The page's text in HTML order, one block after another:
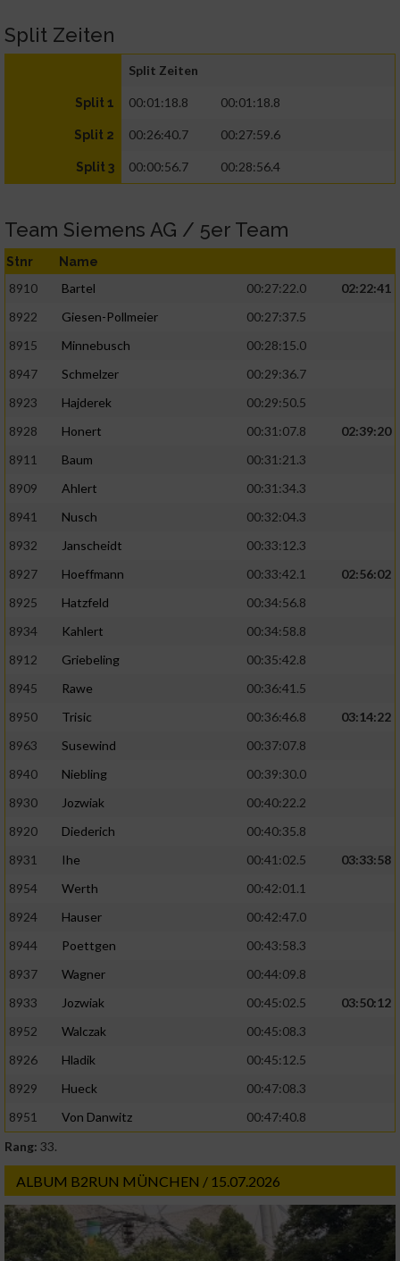
Split Zeiten
Split Zeiten
Split 1 00:01:18.8 00:01:18.8
Split 2 00:26:40.7 00:27:59.6
Split 3 00:00:56.7 00:28:56.4
Team Siemens AG / 5er Team
Stnr Name
8910 Bartel 00:27:22.0
02:22:41
8922
Giesen-Pollmeier
00:27:37.5
8915
Minnebusch
00:28:15.0
8947
Schmelzer
00:29:36.7
8923
Hajderek
00:29:50.5
8928
Honert 00:31:07.8
02:39:20
8911
Baum
00:31:21.3
8909
Ahlert
00:31:34.3
8941
Nusch
00:32:04.3
8932
Janscheidt
00:33:12.3
8927
Hoeffmann 00:33:42.1
02:56:02
8925
Hatzfeld
00:34:56.8
8934
Kahlert
00:34:58.8
8912
Griebeling
00:35:42.8
8945
Rawe
00:36:41.5
8950
Trisic 00:36:46.8
03:14:22
8963
Susewind
00:37:07.8
8940
Niebling
00:39:30.0
8930
Jozwiak
00:40:22.2
8920
Diederich
00:40:35.8
8931
Ihe 00:41:02.5
03:33:58
8954
Werth
00:42:01.1
8924
Hauser
00:42:47.0
8944
Poettgen
00:43:58.3
8937
Wagner
00:44:09.8
8933
Jozwiak 00:45:02.5
03:50:12
8952
Walczak
00:45:08.3
8926
Hladik
00:45:12.5
8929
Hueck
00:47:08.3
8951
Von Danwitz
00:47:40.8
Rang: 33.
ALBUM B2RUN MÜNCHEN / 15.07.2026